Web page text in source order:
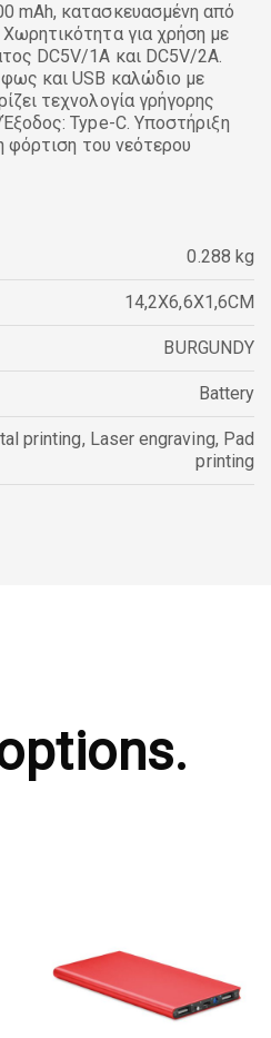
mAh, κατασκευασμένη από
για χρήση με
DC5V/1A και DC5V/2A.
φως και USB καλώδιο με
τεχνολογία γρήγορης
Type-C. Υποστήριξη
φόρτιση του νεότερου
0.288 kg
14,2X6,6X1,6CM
BURGUNDY
Battery
printing, Laser engraving, Pad
printing